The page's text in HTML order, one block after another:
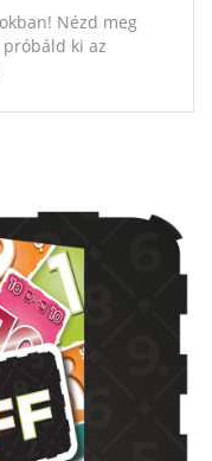
Nézd meg
ki az